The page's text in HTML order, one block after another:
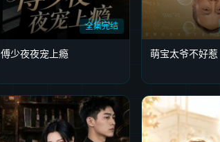
全集完结
傅少夜夜宠上瘾 萌宝太爷不好惹